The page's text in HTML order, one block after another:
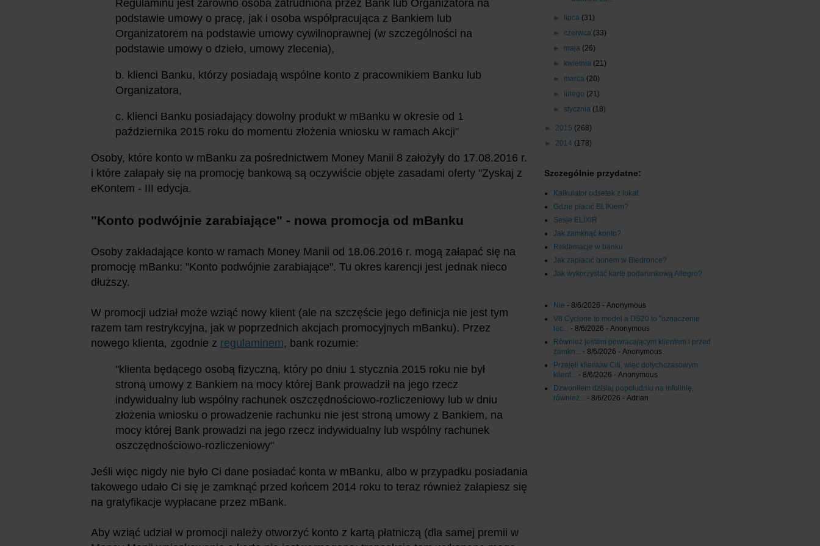
Regulaminu jest zarówno osoba zatrudniona przez Bank lub Organizatora na
podstawie umowy o pracę, jak i osoba współpracująca z Bankiem lub
Organizatorem na podstawie umowy cywilnoprawnej (w szczególności na
podstawie umowy o dzieło, umowy zlecenia),
b. klienci Banku, którzy posiadają wspólne konto z pracownikiem Banku lub
Organizatora,
c. klienci Banku posiadający dowolny produkt w mBanku w okresie od 1
października 2015 roku do momentu złożenia wniosku w ramach Akcji"
Osoby, które konto w mBanku za pośrednictwem Money Manii 8 założyły do 17.08.2016 r.
i które załapały się na promocję bankową są oczywiście objęte zasadami oferty "Zyskaj z
eKontem - III edycja.
"Konto podwójnie zarabiające" - nowa promocja od mBanku
Osoby zakładające konto w ramach Money Manii od 18.06.2016 r. mogą załapać się na
promocję mBanku: "Konto podwójnie zarabiające". Tu okres karencji jest jednak nieco
dłuższy.
W promocji udział może wziąć nowy klient (ale na szczęście jego definicja nie jest tym
razem tam restrykcyjna, jak w poprzednich akcjach promocyjnych mBanku). Przez
nowego klienta, zgodnie z regulaminem, bank rozumie:
"klienta będącego osobą fizyczną, który po dniu 1 stycznia 2015 roku nie był
stroną umowy z Bankiem na mocy której Bank prowadził na jego rzecz
indywidualny lub wspólny rachunek oszczędnościowo-rozliczeniowy lub w dniu
złożenia wniosku o prowadzenie rachunku nie jest stroną umowy z Bankiem, na
mocy której Bank prowadzi na jego rzecz indywidualny lub wspólny rachunek
oszczędnościowo-rozliczeniowy"
Jeśli więc nigdy nie było Ci dane posiadać konta w mBanku, albo w przypadku posiadania
takowego udało Ci się je zamknąć przed końcem 2014 roku to teraz również załapiesz się
na gratyfikacje wypłacane przez mBank.
Aby wziąć udział w promocji należy otworzyć konto z kartą płatniczą (dla samej premii w
► lipca (31)
►czerwca (33)
► maja (26)
►
kwietnia (21)
► marca (20)
►
lutego (21)
► stycznia (18)
► 2015 (268)
► 2014 (178)
Szczególnie przydatne:
Kalkulator odsetek z lokat
Gdzie płacić BLIKiem?
Sesje ELIXIR
Jak zamknąć konto?
Reklamacje w banku
Jak zapłacić bonem w Biedronce?
Jak wykorzystać kartę podarunkową Allegro?
Nie - 8/6/2026 - Anonymous
V8 Cyclone to model a DS20 to "oznaczenie
tec... - 8/6/2026 - Anonymous
Również jestem powracającym klientem i przed
zamkn... - 8/6/2026 - Anonymous
Przejęli klientów Citi, więc dotychczasowym
klient... - 8/6/2026 - Anonymous
Dzwoniłem dzisiaj popołudniu na infolinię,
również... - 8/6/2026 - Adrian